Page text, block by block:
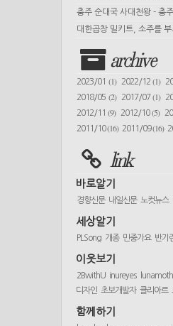
충주 순대국 사대천왕 - 충
대한곱창 밀키트, 소주를
archive
2023/01 (1) 2022/12(1)
2018/05 (2) 2017/07(1)
2012/11(9) 2012/10(5)
2011/10(16) 2011/09(16)
link
바로알기
경향신문 내일신문 노컷뉴스
세상알기
PLSong 개종 민중가요 반기
이웃보기
2BwithU inureyes lunamoth
디자인 초보개발자 클리아르
함께하기